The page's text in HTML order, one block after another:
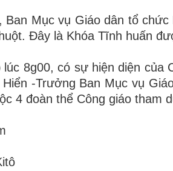
Mục vụ Giáo dân tổ
Đây là Khóa Tĩnh huấn
8g00, có sự hiện diện của
-Trưởng Ban Mục vụ
4 đoàn thể Công giáo tham